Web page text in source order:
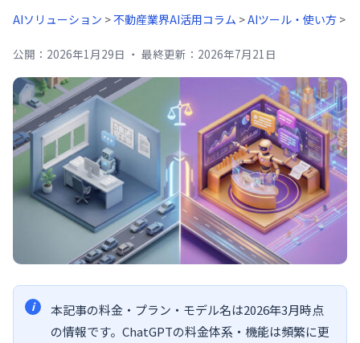
AIソリューション >不動産業界AI活用コラム >AIツール・使い方 >
公開： 2026年1月29日 ・ 最終更新： 2026年7月21日
本記事の料金・プラン・モデル名は2026年3月時点
の情報です。ChatGPTの料金体系・機能は頻繁に更